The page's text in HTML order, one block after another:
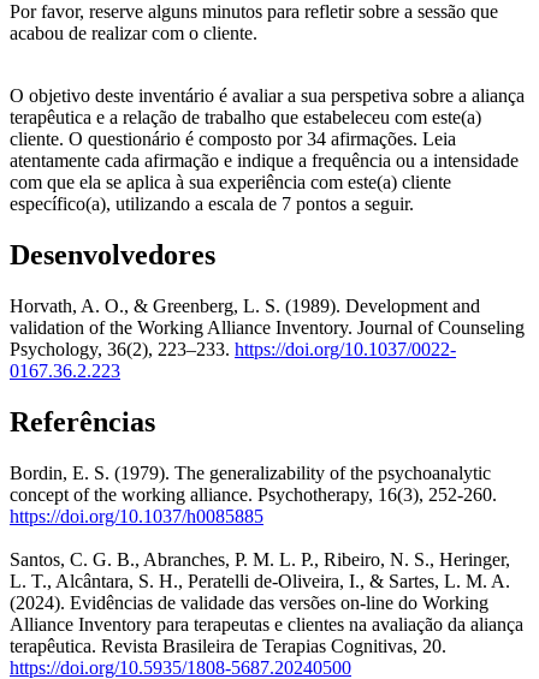
Por favor, reserve alguns minutos para refletir sobre a sessão que
acabou de realizar com o cliente.
O objetivo deste inventário é avaliar a sua perspetiva sobre a aliança
terapêutica e a relação de trabalho que estabeleceu com este(a)
cliente. O questionário é composto por 34 afirmações. Leia
atentamente cada afirmação e indique a frequência ou a intensidade
com que ela se aplica à sua experiência com este(a) cliente
específico(a), utilizando a escala de 7 pontos a seguir.
Desenvolvedores
Horvath, A. O., & Greenberg, L. S. (1989). Development and
validation of the Working Alliance Inventory. Journal of Counseling
Psychology, 36(2), 223–233. https://doi.org/10.1037/0022-
0167.36.2.223
Referências
Bordin, E. S. (1979). The generalizability of the psychoanalytic
concept of the working alliance. Psychotherapy, 16(3), 252-260.
https://doi.org/10.1037/h0085885
Santos, C. G. B., Abranches, P. M. L. P., Ribeiro, N. S., Heringer,
L. T., Alcântara, S. H., Peratelli de-Oliveira, I., & Sartes, L. M. A.
(2024). Evidências de validade das versões on-line do Working
Alliance Inventory para terapeutas e clientes na avaliação da aliança
terapêutica. Revista Brasileira de Terapias Cognitivas, 20.
https://doi.org/10.5935/1808-5687.20240500